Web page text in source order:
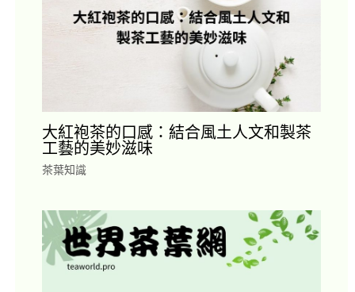
大紅袍茶的口感：結合風土人文和製茶
工藝的美妙滋味
茶葉知識